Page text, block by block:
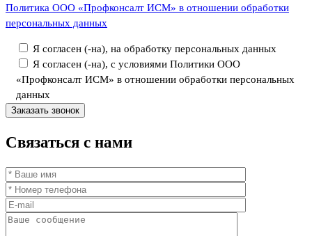
Политика ООО «Профконсалт ИСМ» в отношении обработки
персональных данных
Я согласен (-на), на обработку персональных данных
Я согласен (-на), с условиями Политики ООО
«Профконсалт ИСМ» в отношении обработки персональных
данных
Связаться с нами